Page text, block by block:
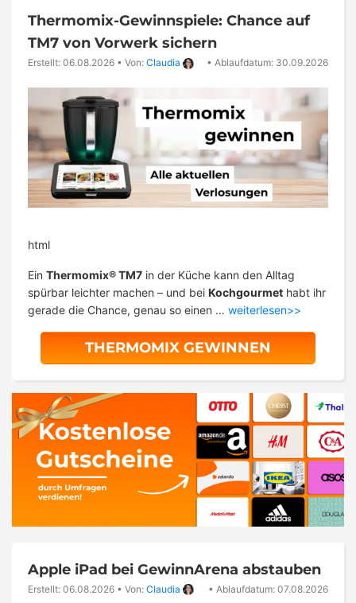
Thermomix-Gewinnspiele: Chance auf
TM7 von Vorwerk sichern
Erstellt: 06.08.2026 • Von: Claudia • Ablaufdatum: 30.09.2026
html
Ein Thermomix® TM7 in der Küche kann den Alltag
spürbar leichter machen – und bei Kochgourmet habt ihr
gerade die Chance, genau so einen … weiterlesen>>
THERMOMIX GEWINNEN
Apple iPad bei GewinnArena abstauben
Erstellt: 06.08.2026 • Von: Claudia • Ablaufdatum: 07.08.2026